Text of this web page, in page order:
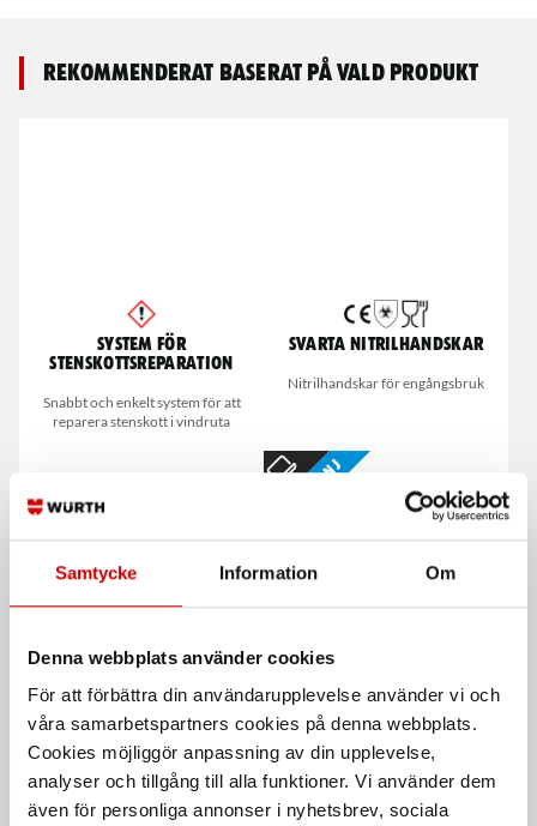
Samtycke Information Om
Denna webbplats använder cookies
För att förbättra din användarupplevelse använder vi och
våra samarbetspartners cookies på denna webbplats.
Cookies möjliggör anpassning av din upplevelse,
analyser och tillgång till alla funktioner. Vi använder dem
även för personliga annonser i nyhetsbrev, sociala
Rekommenderat baserat på vald produkt
System för
stenskottsreparation
Snabbt och enkelt system för att
reparera stenskott i vindruta
Svarta nitrilhandskar
Nitrilhandskar för engångsbruk
universalrengöring
Prisvärd universalrengöring och
bromsrengöring.
E-kampanj
Rostfritt och stål
De som köpte, köpte även